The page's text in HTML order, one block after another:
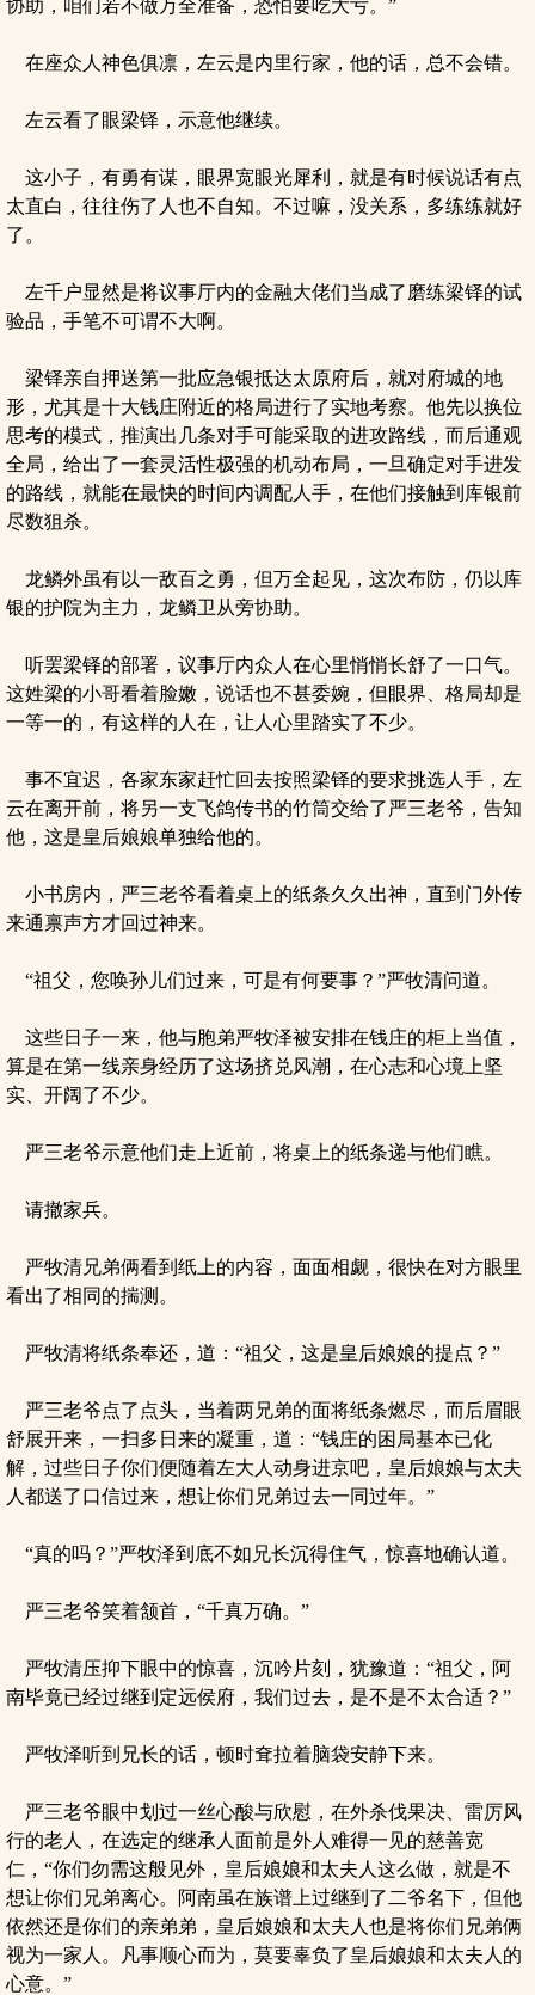
协助，咱们若不做万全准备，恐怕要吃大亏。”
在座众人神色俱凛，左云是内里行家，他的话，总不会错。
左云看了眼梁铎，示意他继续。
这小子，有勇有谋，眼界宽眼光犀利，就是有时候说话有点
太直白，往往伤了人也不自知。不过嘛，没关系，多练练就好
了。
左千户显然是将议事厅内的金融大佬们当成了磨练梁铎的试
验品，手笔不可谓不大啊。
梁铎亲自押送第一批应急银抵达太原府后，就对府城的地
形，尤其是十大钱庄附近的格局进行了实地考察。他先以换位
思考的模式，推演出几条对手可能采取的进攻路线，而后通观
全局，给出了一套灵活性极强的机动布局，一旦确定对手进发
的路线，就能在最快的时间内调配人手，在他们接触到库银前
尽数狙杀。
龙鳞外虽有以一敌百之勇，但万全起见，这次布防，仍以库
银的护院为主力，龙鳞卫从旁协助。
听罢梁铎的部署，议事厅内众人在心里悄悄长舒了一口气。
这姓梁的小哥看着脸嫩，说话也不甚委婉，但眼界、格局却是
一等一的，有这样的人在，让人心里踏实了不少。
事不宜迟，各家东家赶忙回去按照梁铎的要求挑选人手，左
云在离开前，将另一支飞鸽传书的竹筒交给了严三老爷，告知
他，这是皇后娘娘单独给他的。
小书房内，严三老爷看着桌上的纸条久久出神，直到门外传
来通禀声方才回过神来。
“祖父，您唤孙儿们过来，可是有何要事？”严牧清问道。
这些日子一来，他与胞弟严牧泽被安排在钱庄的柜上当值，
算是在第一线亲身经历了这场挤兑风潮，在心志和心境上坚
实、开阔了不少。
严三老爷示意他们走上近前，将桌上的纸条递与他们瞧。
请撤家兵。
严牧清兄弟俩看到纸上的内容，面面相觑，很快在对方眼里
看出了相同的揣测。
严牧清将纸条奉还，道：“祖父，这是皇后娘娘的提点？”
严三老爷点了点头，当着两兄弟的面将纸条燃尽，而后眉眼
舒展开来，一扫多日来的凝重，道：“钱庄的困局基本已化
解，过些日子你们便随着左大人动身进京吧，皇后娘娘与太夫
人都送了口信过来，想让你们兄弟过去一同过年。”
“真的吗？”严牧泽到底不如兄长沉得住气，惊喜地确认道。
严三老爷笑着颔首，“千真万确。”
严牧清压抑下眼中的惊喜，沉吟片刻，犹豫道：“祖父，阿
南毕竟已经过继到定远侯府，我们过去，是不是不太合适？”
严牧泽听到兄长的话，顿时耷拉着脑袋安静下来。
严三老爷眼中划过一丝心酸与欣慰，在外杀伐果决、雷厉风
行的老人，在选定的继承人面前是外人难得一见的慈善宽
仁，“你们勿需这般见外，皇后娘娘和太夫人这么做，就是不
想让你们兄弟离心。阿南虽在族谱上过继到了二爷名下，但他
依然还是你们的亲弟弟，皇后娘娘和太夫人也是将你们兄弟俩
视为一家人。凡事顺心而为，莫要辜负了皇后娘娘和太夫人的
心意。”